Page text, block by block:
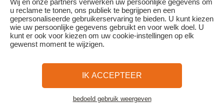
bovenstaande annuleringskosten van toepassing zijn op het
volledige bedrag van het verblijf.
Algemene voorwaarden en privacybeleid
Wat de pers over ons te zeggen heeft
Kaart
Wij en onze partners verwerken uw persoonlijke gegevens om
u reclame te tonen, ons publiek te begrijpen en een
gepersonaliseerde gebruikerservaring te bieden. U kunt kiezen
wie uw persoonlijke gegevens gebruikt en voor welk doel. U
kunt er ook voor kiezen om uw cookie-instellingen op elk
gewenst moment te wijzigen.
IK ACCEPTEER
bedoeld gebruik weergeven